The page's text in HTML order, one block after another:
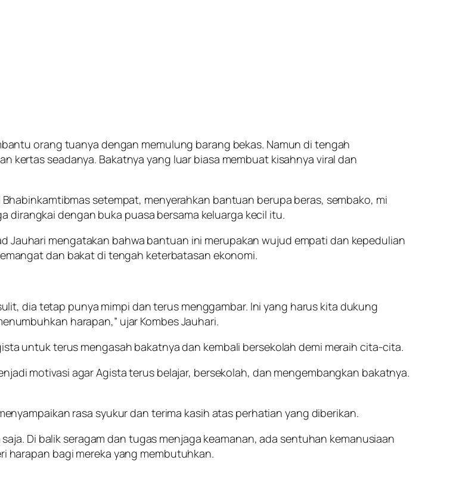
orang tuanya dengan memulung barang bekas. Namun di tengah
kertas seadanya. Bakatnya yang luar biasa membuat kisahnya viral dan
setempat, menyerahkan bantuan berupa beras, sembako, mi
dirangkai dengan buka puasa bersama keluarga kecil itu.
Jauhari mengatakan bahwa bantuan ini merupakan wujud empati dan kepedulian
dan bakat di tengah keterbatasan ekonomi.
dia tetap punya mimpi dan terus menggambar. Ini yang harus kita dukung
harapan,” ujar Kombes Jauhari.
untuk terus mengasah bakatnya dan kembali bersekolah demi meraih cita-cita.
motivasi agar Agista terus belajar, bersekolah, dan mengembangkan bakatnya.
rasa syukur dan terima kasih atas perhatian yang diberikan.
Di balik seragam dan tugas menjaga keamanan, ada sentuhan kemanusiaan
harapan bagi mereka yang membutuhkan.